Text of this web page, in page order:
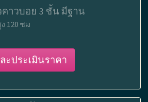
คาวบอย 3 ชั้น มีฐาน
120 ซม
ะประเมินราคา